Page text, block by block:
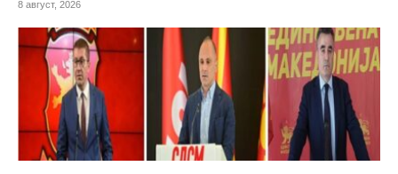
8 август, 2026